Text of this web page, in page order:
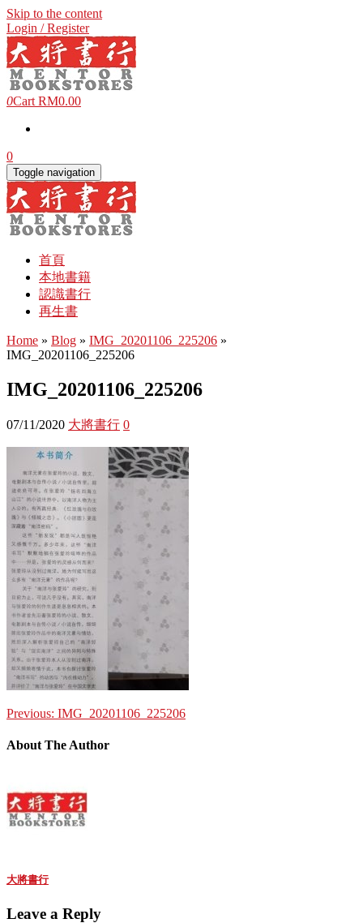
Skip to the content
Login / Register
0Cart RM0.00
0
Toggle navigation
首頁
本地書籍
認識書行
再生書
Home » Blog » IMG_20201106_225206 »
IMG_20201106_225206
IMG_20201106_225206
07/11/2020 大將書行 0
Previous: IMG_20201106_225206
About The Author
大將書行
Leave a Reply